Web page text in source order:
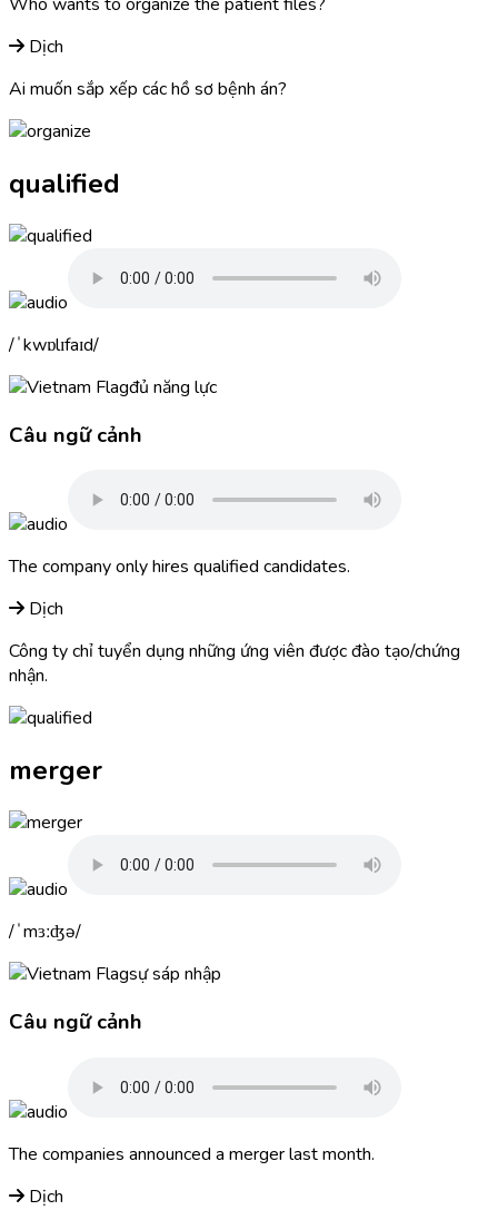
Dịch
Ai muốn sắp xếp các hồ sơ bệnh án?
qualified
ˈkwɒlɪfaɪd
đủ năng lực
Câu ngữ cảnh
The company only hires qualified candidates.
Dịch
Công ty chỉ tuyển dụng những ứng viên được đào tạo/chứng
nhận.
merger
ˈmɜːʤə
sự sáp nhập
Câu ngữ cảnh
The companies announced a mergerlast month.
Dịch